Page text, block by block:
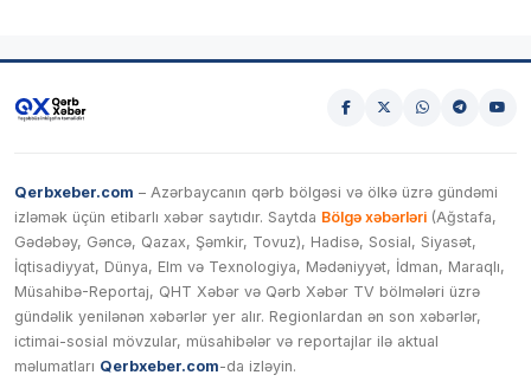
Qerbxeber.com – Azərbaycanın qərb bölgəsi və ölkə üzrə gündəmi
izləmək üçün etibarlı xəbər saytıdır. Saytda Bölgə xəbərləri (Ağstafa,
Gədəbəy, Gəncə, Qazax, Şəmkir, Tovuz), Hadisə, Sosial, Siyasət,
İqtisadiyyat, Dünya, Elm və Texnologiya, Mədəniyyət, İdman, Maraqlı,
Müsahibə-Reportaj, QHT Xəbər və Qərb Xəbər TV bölmələri üzrə
gündəlik yenilənən xəbərlər yer alır. Regionlardan ən son xəbərlər,
ictimai-sosial mövzular, müsahibələr və reportajlar ilə aktual
məlumatları Qerbxeber.com-da izləyin.